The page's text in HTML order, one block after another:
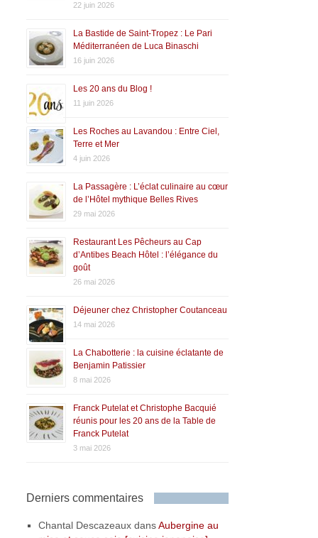
22 juin 2026
La Bastide de Saint-Tropez : Le Pari
Méditerranéen de Luca Binaschi
16 juin 2026
Les 20 ans du Blog !
11 juin 2026
Les Roches au Lavandou : Entre Ciel,
Terre et Mer
4 juin 2026
La Passagère : L’éclat culinaire au cœur
de l’Hôtel mythique Belles Rives
29 mai 2026
Restaurant Les Pêcheurs au Cap
d’Antibes Beach Hôtel : l’élégance du
goût
26 mai 2026
Déjeuner chez Christopher Coutanceau
14 mai 2026
La Chabotterie : la cuisine éclatante de
Benjamin Patissier
8 mai 2026
Franck Putelat et Christophe Bacquié
réunis pour les 20 ans de la Table de
Franck Putelat
3 mai 2026
Derniers commentaires
Chantal Descazeaux dansAubergine au